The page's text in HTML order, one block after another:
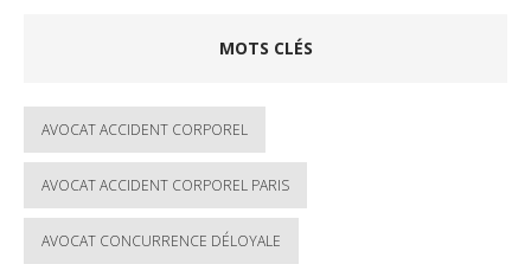
MOTS CLÉS
AVOCAT ACCIDENT CORPOREL
AVOCAT ACCIDENT CORPOREL PARIS
AVOCAT CONCURRENCE DÉLOYALE